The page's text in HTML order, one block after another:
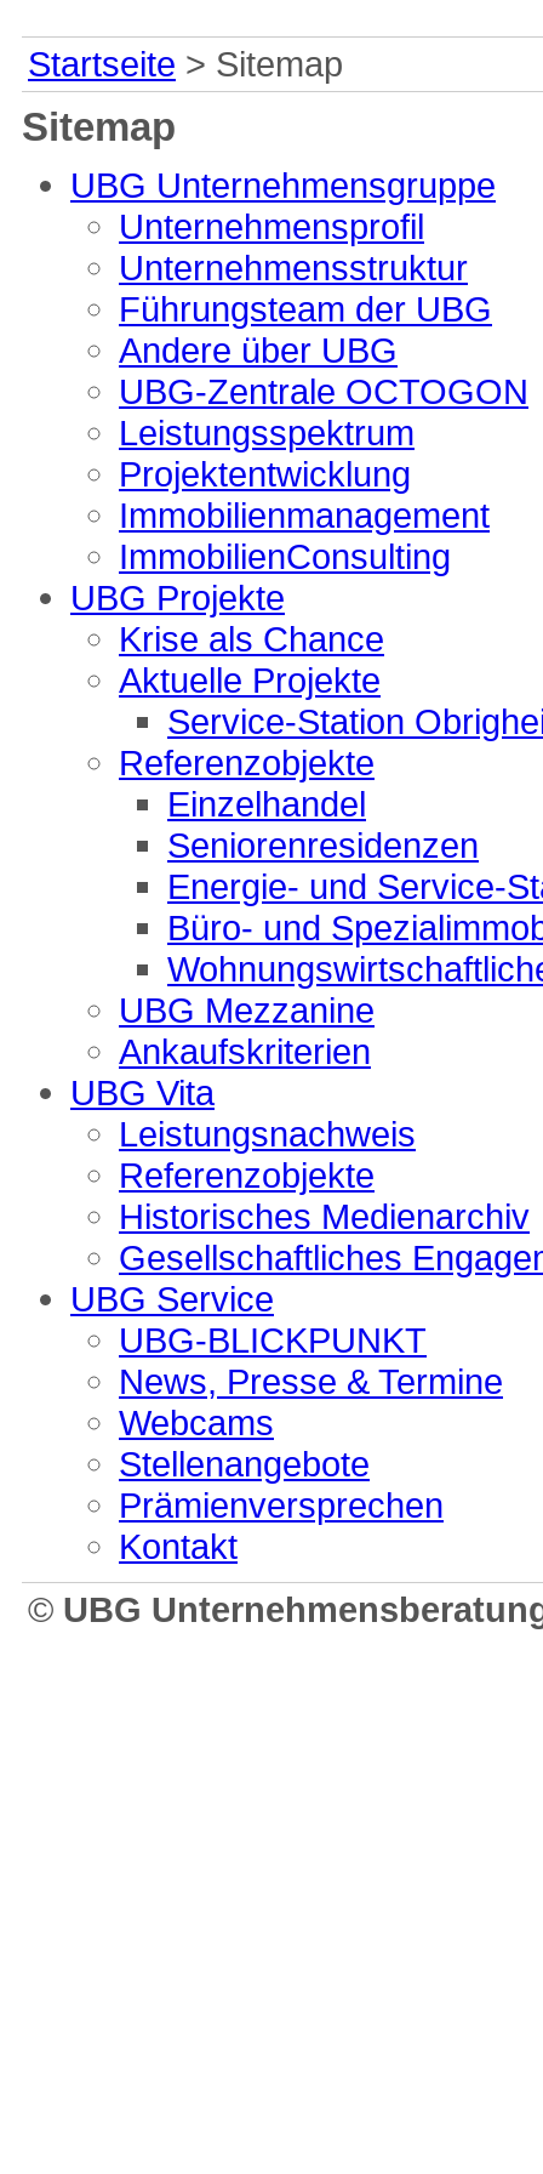
Startseite > Sitemap
Sitemap
UBG Unternehmensgruppe
Unternehmensprofil
Unternehmensstruktur
Führungsteam der UBG
Andere über UBG
UBG-Zentrale OCTOGON
Leistungsspektrum
Projektentwicklung
Immobilienmanagement
ImmobilienConsulting
UBG Projekte
Krise als Chance
Aktuelle Projekte
Service-Station
Referenzobjekte
Einzelhandel
Seniorenresidenzen
Energie- und Service-
Büro- und
UBG Mezzanine
Ankaufskriterien
UBG Vita
Leistungsnachweis
Referenzobjekte
Historisches Medienarchiv
Gesellschaftliches
UBG Service
UBG-BLICKPUNKT
News, Presse & Termine
Webcams
Stellenangebote
Prämienversprechen
Kontakt
© UBG